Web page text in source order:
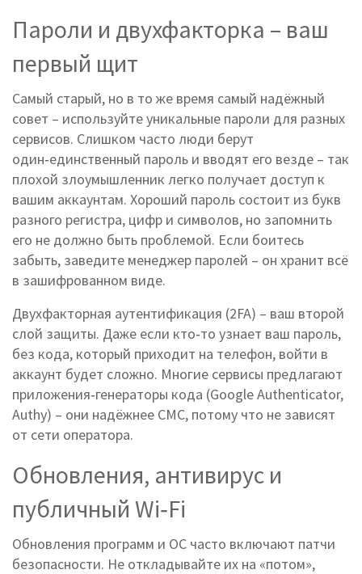
Пароли и двухфакторка – ваш
первый щит
Самый старый, но в то же время самый надёжный
совет – используйте уникальные пароли для разных
сервисов. Слишком часто люди берут
один‑единственный пароль и вводят его везде – так
плохой злоумышленник легко получает доступ к
вашим аккаунтам. Хороший пароль состоит из букв
разного регистра, цифр и символов, но запомнить
его не должно быть проблемой. Если боитесь
забыть, заведите менеджер паролей – он хранит всё
в зашифрованном виде.
Двухфакторная аутентификация (2FA) – ваш второй
слой защиты. Даже если кто‑то узнает ваш пароль,
без кода, который приходит на телефон, войти в
аккаунт будет сложно. Многие сервисы предлагают
приложения‑генераторы кода (Google Authenticator,
Authy) – они надёжнее СМС, потому что не зависят
от сети оператора.
Обновления, антивирус и
публичный Wi‑Fi
Обновления программ и ОС часто включают патчи
безопасности. Не откладывайте их на «потом»,